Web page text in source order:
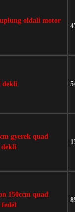
oldali motor
dekli
gyerek quad
dekli
150ccm quad
fedél